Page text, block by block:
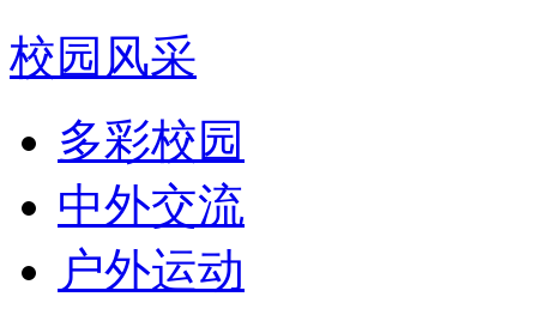
校园风采
多彩校园
中外交流
户外运动